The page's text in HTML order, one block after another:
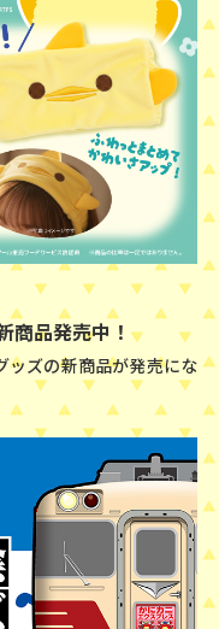
品発売中！
ッズの新商品が発売にな